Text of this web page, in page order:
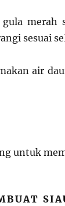
gula merah
sesuai
air
untuk